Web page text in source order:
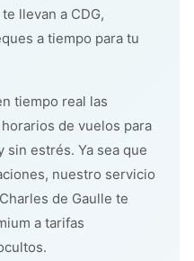
llevan a CDG,
a tiempo para tu
tiempo real las
de vuelos para
estrés. Ya sea que
nuestro servicio
de Gaulle te
a tarifas